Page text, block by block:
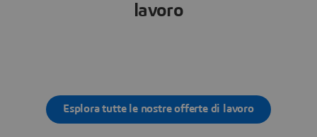
lavoro
Esplora tutte le nostre offerte di lavoro